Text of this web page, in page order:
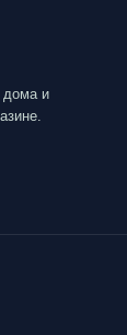
дома и